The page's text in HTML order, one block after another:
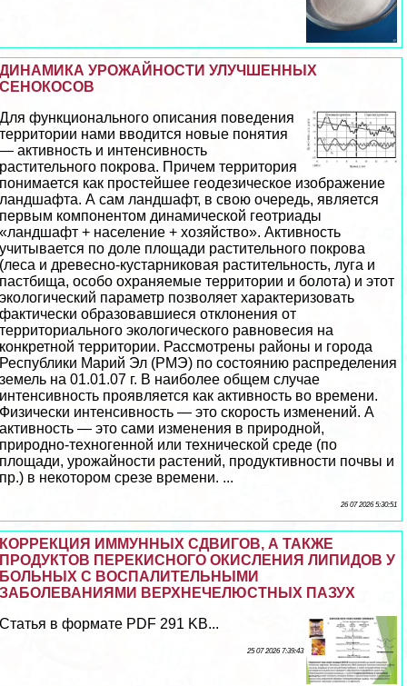
ДИНАМИКА УРОЖАЙНОСТИ УЛУЧШЕННЫХ
СЕНОКОСОВ
Для функционального описания поведения
территории нами вводится новые понятия
— активность и интенсивность
растительного покрова. Причем территория
понимается как простейшее геодезическое изображение
ландшафта. А сам ландшафт, в свою очередь, является
первым компонентом динамической геотриады
«ландшафт + население + хозяйство». Активность
учитывается по доле площади растительного покрова
(леса и древесно-кустарниковая растительность, луга и
пастбища, особо охраняемые территории и болота) и этот
экологический параметр позволяет хаpaктеризовать
фактически образовавшиеся отклонения от
территориального экологического равновесия на
конкретной территории. Рассмотрены районы и города
Республики Марий Эл (РМЭ) по состоянию распределения
земель на 01.01.07 г. В наиболее общем случае
интенсивность проявляется как активность во времени.
Физически интенсивность — это скорость изменений. А
активность — это сами изменения в природной,
природно-техногенной или технической среде (по
площади, урожайности растений, продуктивности почвы и
пр.) в некотором срезе времени. ...
26 07 2026 5:30:51
КОРРЕКЦИЯ ИММУННЫХ СДВИГОВ, А ТАКЖЕ
ПРОДУКТОВ ПЕРЕКИСНОГО ОКИСЛЕНИЯ ЛИПИДОВ У
БОЛЬНЫХ С ВОСПАЛИТЕЛЬНЫМИ
ЗАБОЛЕВАНИЯМИ ВЕРХНЕЧЕЛЮСТНЫХ ПАЗУХ
Статья в формате PDF 291 KB...
25 07 2026 7:39:43